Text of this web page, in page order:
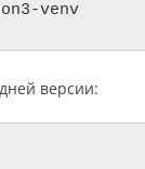
venv
версии: